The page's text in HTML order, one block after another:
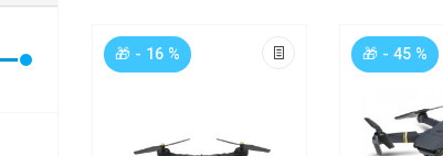
🎁 - 16 % 🎁 - 45 %